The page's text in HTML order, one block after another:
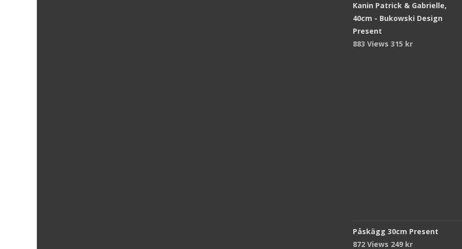
Kanin Patrick & Gabrielle,
40cm - Bukowski Design
Present
883 Views 315 kr
Påskägg 30cm Present
872 Views 249 kr